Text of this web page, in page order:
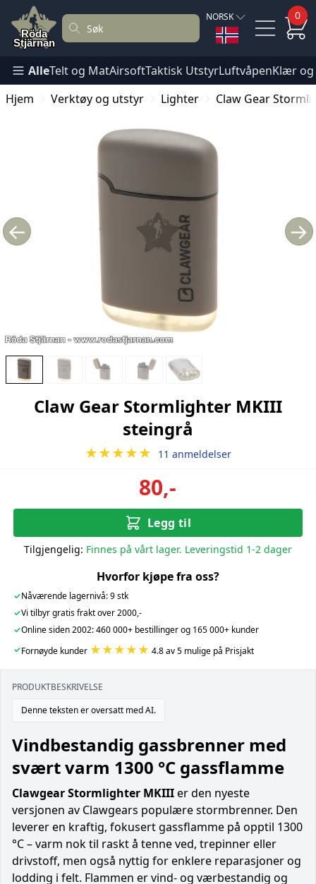
NORSK 0
AlleTelt og MatAirsoftTaktisk UtstyrLuftvåpenKlær
Hjem
Verktøy og utstyr Lighter Claw Gear
← →
Claw Gear Stormlighter MKIII
steingrå
★★★★★ 11 anmeldelser
80,-
Legg til
Tilgjengelig: Finnes på vårt lager. Leveringstid 1-2 dager
Hvorfor kjøpe fra oss?
✓Nåværende lagernivå: 9 stk
✓Vi tilbyr gratis frakt over 2000,-
✓Online siden 2002: 460 000+ bestillinger og 165 000+ kunder
✓Fornøyde kunder ★★★★★ 4.8 av 5 mulige på Prisjakt
PRODUKTBESKRIVELSE
Denne teksten er oversatt med AI.
Vindbestandig gassbrenner med
svært varm 1300 °C gassflamme
Clawgear Stormlighter MKIIIer den nyeste
versjonen av Clawgears populære stormbrenner. Den
leverer en kraftig, fokusert gassflamme på opptil 1300
°C – varm nok til raskt å tenne ved, trepinner eller
drivstoff, men også nyttig for enklere reparasjoner og
lodding i felt. Flammen er vind- og værbestandig og